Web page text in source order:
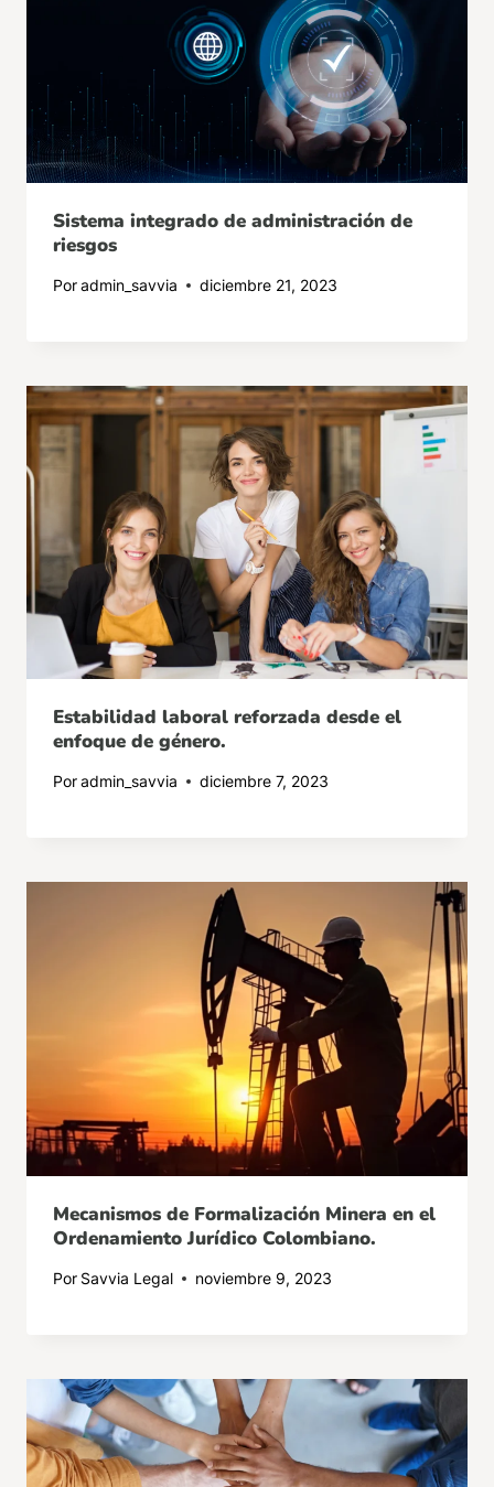
Sistema integrado de administración de
riesgos
Poradmin_savvia diciembre 21, 2023
Estabilidad laboral reforzada desde el
enfoque de género.
Poradmin_savvia diciembre 7, 2023
Mecanismos de Formalización Minera en el
Ordenamiento Jurídico Colombiano.
Por Savvia Legal noviembre 9, 2023